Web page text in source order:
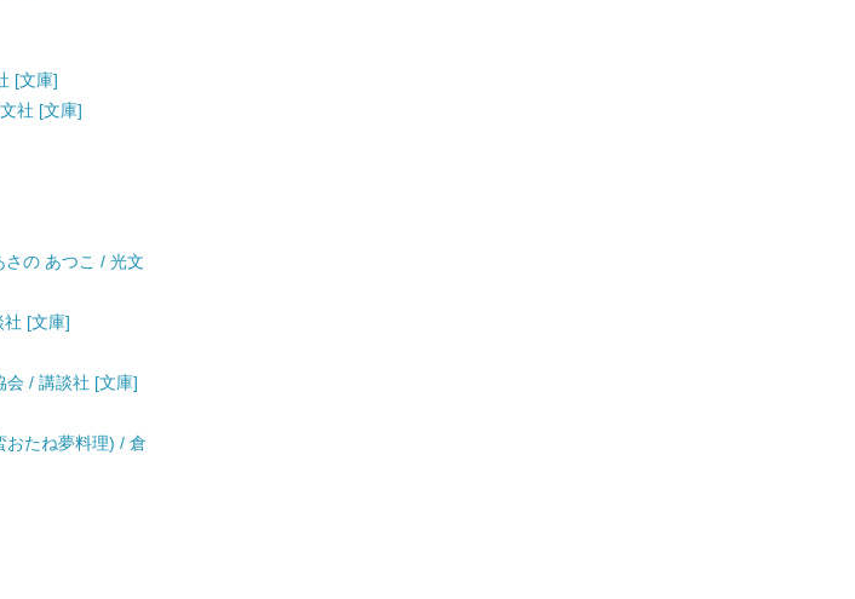
[文庫]
社 [文庫]
の あつこ / 光文
[文庫]
会 / 講談社 [文庫]
おたね夢料理) / 倉